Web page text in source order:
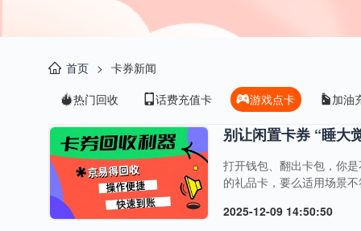
首页 > 卡券新闻
热门回收
话费充值卡 游戏点卡 加油
别让闲置卡券 “睡大
打开钱包、翻出卡包，你
的礼品卡，要么适用场景
券回收平台，用3大核心优
2025-12-09 14:50:50